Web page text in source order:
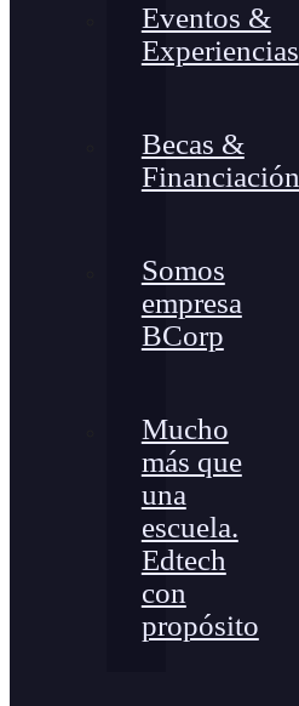
Eventos &
Experiencias
Becas &
Financiación
Somos
empresa
BCorp
Mucho
más que
una
escuela.
Edtech
con
propósito